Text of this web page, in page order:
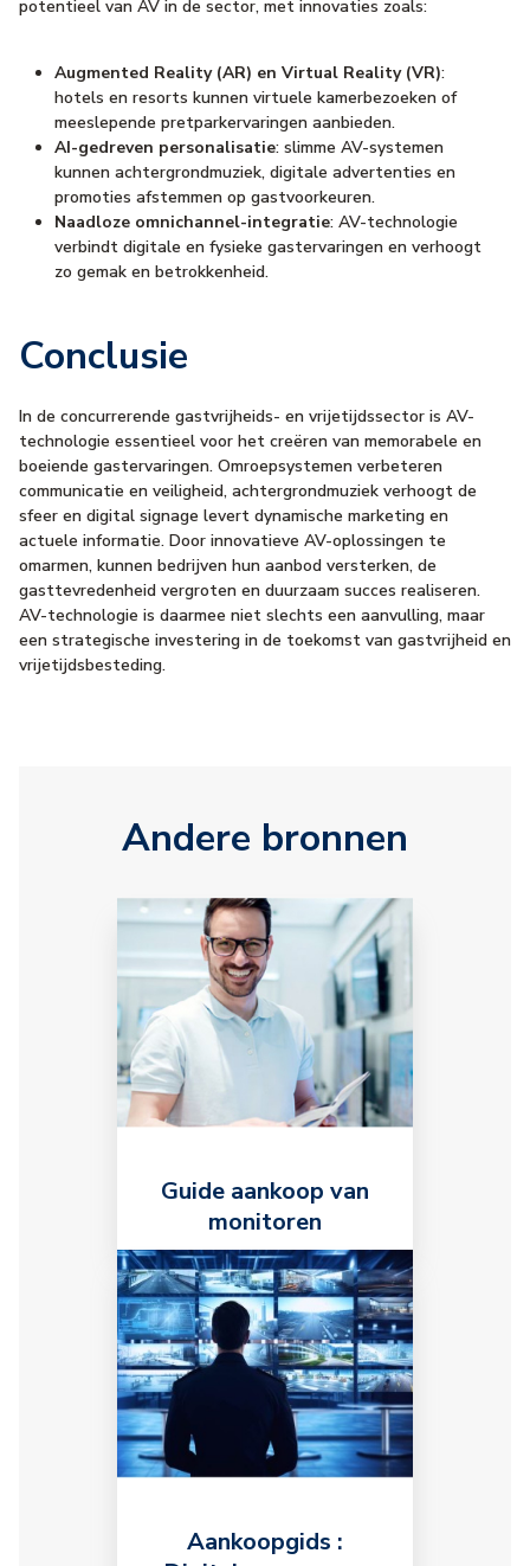
potentieel van AV in de sector, met innovaties zoals:
Augmented Reality (AR) en Virtual Reality (VR):
hotels en resorts kunnen virtuele kamerbezoeken of
meeslepende pretparkervaringen aanbieden.
AI-gedreven personalisatie: slimme AV-systemen
kunnen achtergrondmuziek, digitale advertenties en
promoties afstemmen op gastvoorkeuren.
Naadloze omnichannel-integratie: AV-technologie
verbindt digitale en fysieke gastervaringen en verhoogt
zo gemak en betrokkenheid.
Conclusie
In de concurrerende gastvrijheids- en vrijetijdssector is AV-
technologie essentieel voor het creëren van memorabele en
boeiende gastervaringen. Omroepsystemen verbeteren
communicatie en veiligheid, achtergrondmuziek verhoogt de
sfeer en digital signage levert dynamische marketing en
actuele informatie. Door innovatieve AV-oplossingen te
omarmen, kunnen bedrijven hun aanbod versterken, de
gasttevredenheid vergroten en duurzaam succes realiseren.
AV-technologie is daarmee niet slechts een aanvulling, maar
een strategische investering in de toekomst van gastvrijheid en
vrijetijdsbesteding.
Andere bronnen
Guide aankoop van
monitoren
Aankoopgids :